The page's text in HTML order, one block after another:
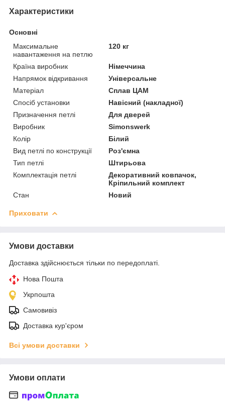
Характеристики
Основні
Максимальне
навантаження на петлю
120 кг
Країна виробник
Німеччина
Напрямок відкривання
Універсальне
Матеріал
Сплав ЦАМ
Спосіб установки
Навісний (накладної)
Призначення петлі
Для дверей
Виробник
Simonswerk
Колір
Білий
Вид петлі по конструкції
Роз'ємна
Тип петлі
Штирьова
Комплектація петлі
Декоративний ковпачок,
Кріпильний комплект
Стан
Новий
Приховати
Умови доставки
Доставка здійснюється тільки по передоплаті.
Нова Пошта
Укрпошта
Самовивіз
Доставка кур'єром
Всі умови доставки
Умови оплати